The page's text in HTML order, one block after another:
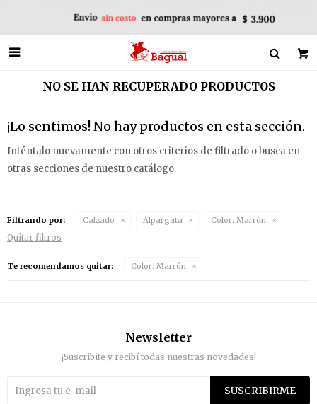

NO SE HAN RECUPERADO PRODUCTOS
¡Lo sentimos! No hay productos en esta sección.
Inténtalo nuevamente con otros criterios de filtrado o busca en
otras secciones de nuestro catálogo.
Filtrando por: Calzado Alpargata Color: Marrón
Quitar filtros
Te recomendamos quitar: Color: Marrón
Newsletter
¡Suscribite y recibí todas nuestras novedades!
SUSCRIBIRME